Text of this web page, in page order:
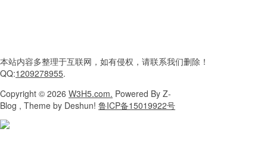
本站内容多整理于互联网， 如有侵权，请联系我们删除！
QQ:1209278955.
Copyright © 2026 W3H5.com. Powered By Z-
Blog , Theme by Deshun! 鲁ICP备15019922号